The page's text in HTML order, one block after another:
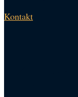
Kontakt